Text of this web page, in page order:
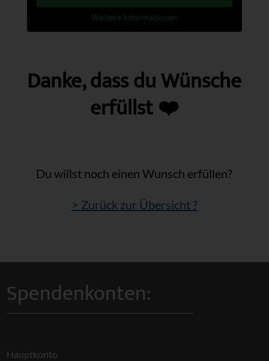
Weitere Informationen
Danke, dass du Wünsche
erfüllst ❤️
Du willst noch einen Wunsch erfüllen?
> Zurück zur Übersicht ?
Spendenkonten:
Hauptkonto